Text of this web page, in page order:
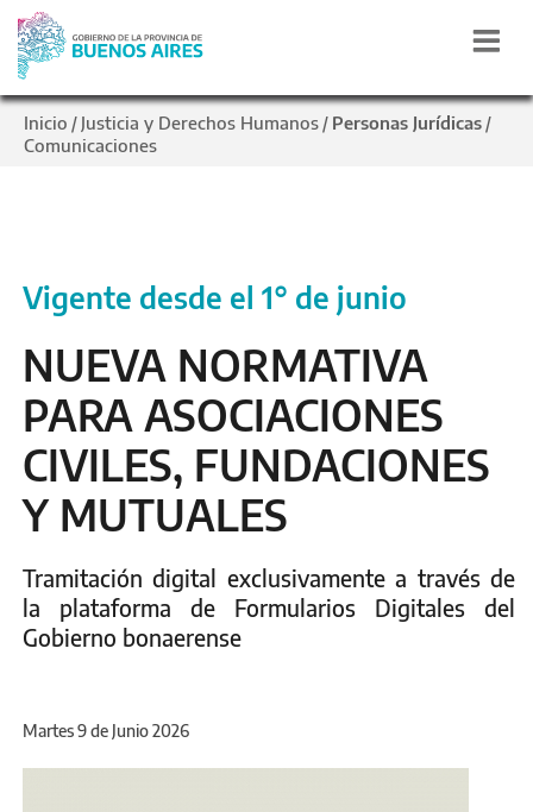
Inicio / Justicia y Derechos Humanos / Personas Jurídicas /
Comunicaciones
Vigente desde el 1° de junio
NUEVA NORMATIVA
PARA ASOCIACIONES
CIVILES, FUNDACIONES
Y MUTUALES
Tramitación digital exclusivamente a través de
la plataforma de Formularios Digitales del
Gobierno bonaerense
Martes 9 de Junio 2026